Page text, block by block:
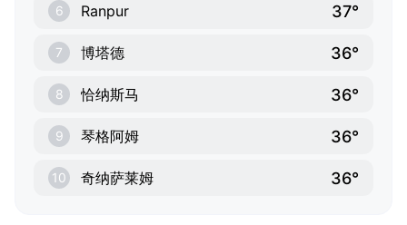
6 Ranpur 37°
7 博塔德 36°
8 恰纳斯马 36°
9 琴格阿姆 36°
10 奇纳萨莱姆 36°